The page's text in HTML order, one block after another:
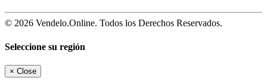
© 2026 Vendelo.Online. Todos los Derechos Reservados.
Seleccione su región
× Close